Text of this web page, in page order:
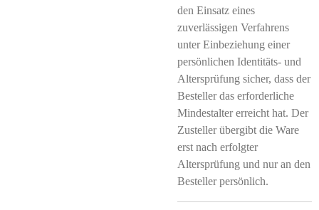
den Einsatz eines
zuverlässigen Verfahrens
unter Einbeziehung einer
persönlichen Identitäts- und
Altersprüfung sicher, dass der
Besteller das erforderliche
Mindestalter erreicht hat. Der
Zusteller übergibt die Ware
erst nach erfolgter
Altersprüfung und nur an den
Besteller persönlich.